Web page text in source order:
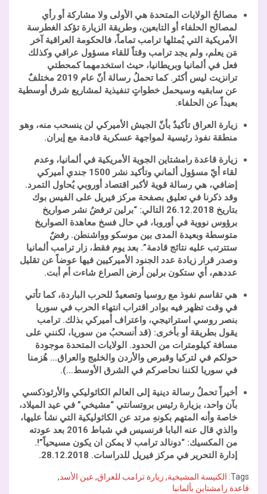
مصالحُ الولايات المتحدة هي الأولى ولا مشاركة أو رأي
لمصالح الحلفاء أو التابعين، وطريقة الزيارة تؤكد الغطرسة
الأمريكية التي يُمثلها ترامب تماماً، فالحكومة العراقية آخر
مَن يعلم، ولم يجد ترامب وقتاً للقاء مسؤول عراقي وكذلك
فعل في ألمانيا وبريطانيا، حيث استخدمهما كمحطتي
ترانزيت ليس أكثر. كما تحملُ رسالة أنّ عام 2019 مختلفٌ
عن سابقيه وسيحمل خطواتٍ تنفيذية لمشاريع شرق أوسطية
بعيداً عن الحلفاء.
زيارة العراق تأكيدٌ بأنّ الجيش الأميركي لن ينسحب منه، وهو
منطقة نفوذ رئيسية لمواجهة عسكرية قادمة مع إيران.
زيارة قاعدة رامشتاين الجوية الأمريكية في ألمانيا، وعدم
لقاء أيّ مسؤول ألماني وتأكيد نشر 1500 جندي أميركي
إضافي، هي رسالة قوية لأكبر اقتصاد أوروبي يُحاول التمرد.
وقد ذكرنا في تعليق بصفحة مركز فيريل على الفيس بوك
بتاريخ 26.12.2018 التالي: “برلين ترفضُ نشر صواريخ
برؤوس نووية في أوروبا، في حال فسخ معاهدة الصواريخ
متوسطة وبعيدة المدى بين موسكو وواشنطن. رفضٌ
ستترتب عليه نتائج قادمة”. بعد يوم فقط، زار ترامب ألمانيا
وصدر قرار زيادة عدد الجنود الأميركيين فيها عوضاً عن تقليل
عددهم، أي ستكون برلين أرض الصراع شاءت أم أبت.
هي تقاسم نفوذ مع روسيا وتصعيدٌ للحرب الباردة، كما تأتي
في وقت تظهر فيه بوادر اقتراب انتهاء الحرب في سوريا
بنصر روسي استراتيجي، واعتراف أميركي بذلك. ترامب
يقول بطريقة أو بأخرى: (قد أنسحبُ من سوريا، لكنني على
مسافة كيلومترات من الحدود. الولايات المتحدة موجودة
حولكم في لتركيا وقبرص والأردن والخليج والعراق… هُزمنا
في سوريا لكننا نحاصركم في الشرق الأوسط…).
أخيراً تحملُ رسالة دينية إلى العالم الكاثوليكي والأرثوذكسي
بآن واحد، بزيارة رئيس بروتسانتي “مشيخي” في عيد الميلاد،
خاصة وأنه المتهم بكونهِ مرتد عن الكاثوليكية التي نشأ عليها،
والذي قال عنه البابا فرنسيس في شباط 2016 بعد عودته
من المكسيك: “دونالد ترامب لا يمكن ان يكون مسيحياً”!.
إدارة التحرير في مركز فيريل للدراسات. 28.12.2018.
Tags: الكنيسة المشيخية, زيارة ترامب للعراق, عين الأسد,
قاعدة رامشتاين بألمانيا